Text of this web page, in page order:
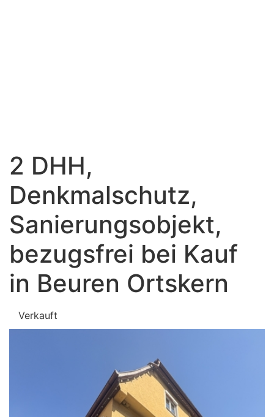
2 DHH,
Denkmalschutz,
Sanierungsobjekt,
bezugsfrei bei Kauf
in Beuren Ortskern
Verkauft